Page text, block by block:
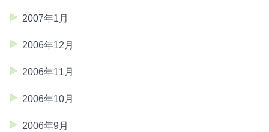
2007年1月
2006年12月
2006年11月
2006年10月
2006年9月